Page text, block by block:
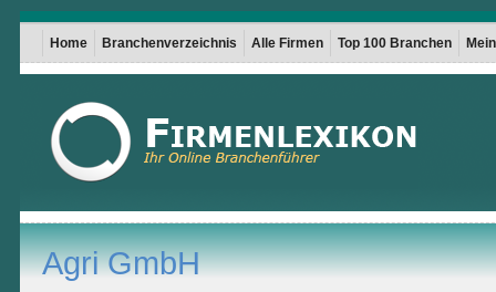
Home Branchenverzeichnis Alle Firmen Top 100 Branchen
Agri GmbH